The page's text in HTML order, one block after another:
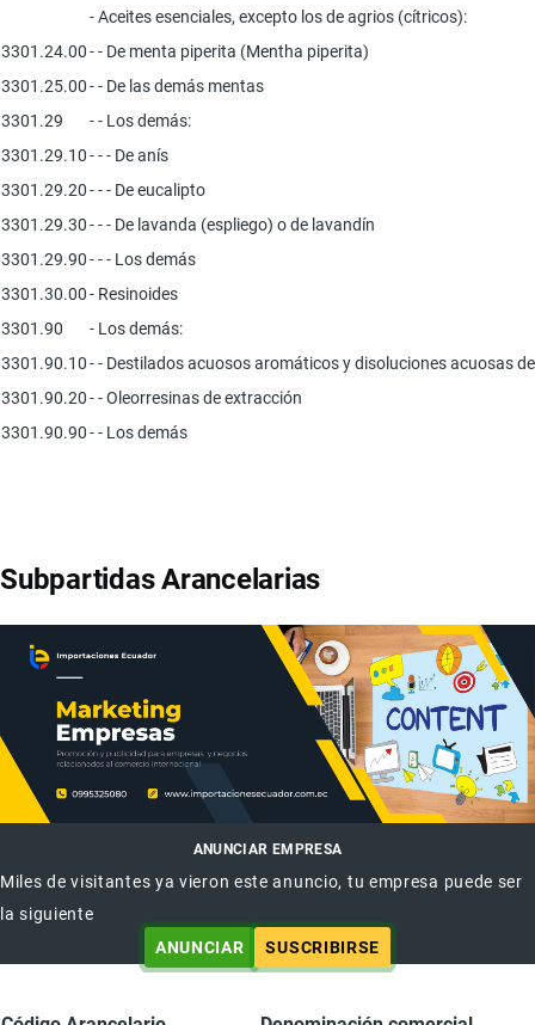
- Aceites esenciales, excepto los de agrios (cítricos):
3301.24.00- - De menta piperita (Mentha piperita)
3301.25.00- - De las demás mentas
3301.29
- - Los demás:
3301.29.10- - - De anís
3301.29.20- - - De eucalipto
3301.29.30- - - De lavanda (espliego) o de lavandín
3301.29.90- - - Los demás
3301.30.00- Resinoides
3301.90
- Los demás:
3301.90.10- - Destilados acuosos aromáticos y disoluciones acuosas
3301.90.20- - Oleorresinas de extracción
3301.90.90- - Los demás
Subpartidas Arancelarias
ANUNCIAR EMPRESA
Miles de visitantes ya vieron este anuncio, tu empresa puede ser
la siguiente
ANUNCIAR
SUSCRIBIRSE